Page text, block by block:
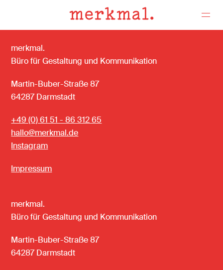
Projekte
merkmal.
Büro für Gestaltung und Kommunikation
Martin-Buber-Straße 87
64287 Darmstadt
+49 (0) 61 51 - 86 312 65
hallo@merkmal.de
Instagram
Impressum
merkmal.
Büro für Gestaltung und Kommunikation
Martin-Buber-Straße 87
64287 Darmstadt